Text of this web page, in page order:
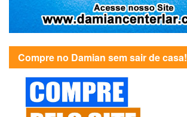
Compre no Damian sem sair de casa!